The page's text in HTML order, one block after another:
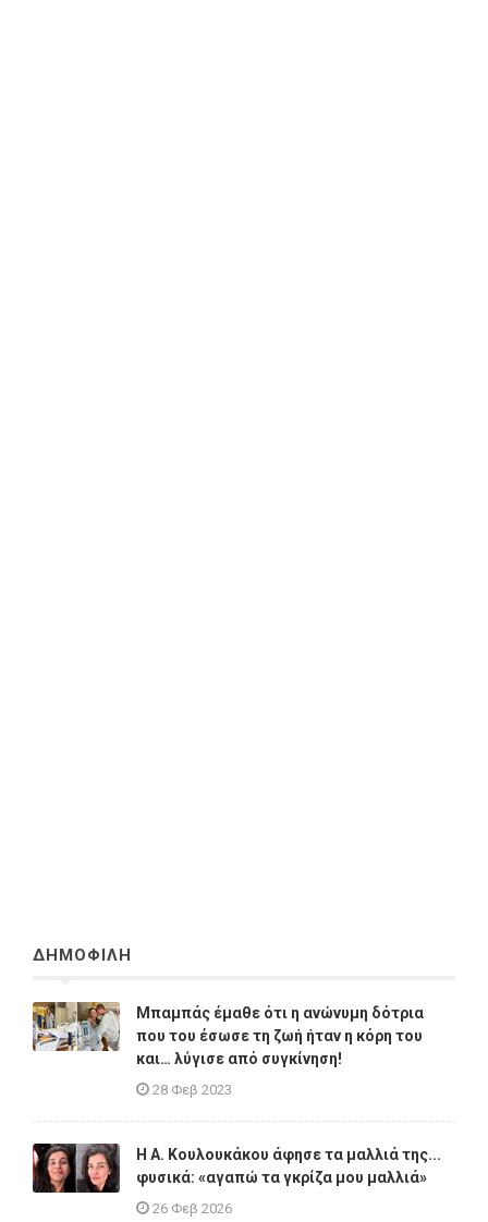
ΔΗΜΟΦΙΛΗ
Μπαμπάς έμαθε ότι η ανώνυμη δότρια
που του έσωσε τη ζωή ήταν η κόρη του
και… λύγισε από συγκίνηση!
28 Φεβ 2023
Η A. Κουλουκάκου άφησε τα μαλλιά της...
φυσικά: «αγαπώ τα γκρίζα μου μαλλιά»
26 Φεβ 2026